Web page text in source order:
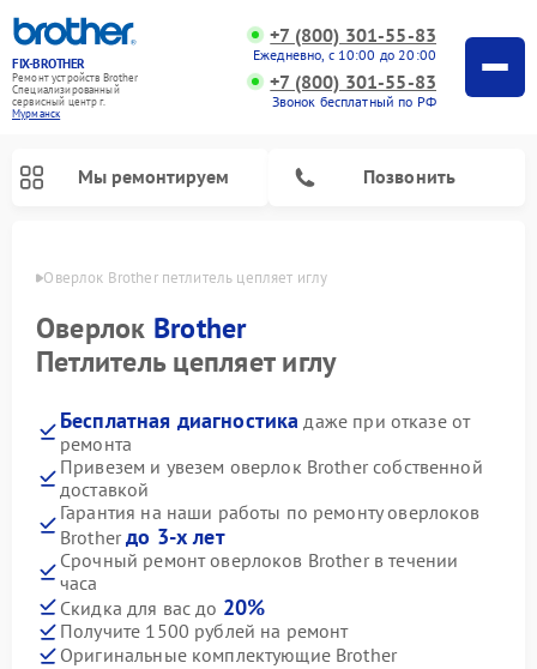
FIX-BROTHER
Ремонт устройств Brother
Специализированный
cервисный центр г.
Мурманск
+7 (800) 301-55-83
Ежедневно, с 10:00 до 20:00
+7 (800) 301-55-83
Звонок бесплатный по РФ
Мы ремонтируем Позвонить
Оверлок Brother петлитель цепляет иглу
Оверлок Brother
Петлитель цепляет иглу
Бесплатная диагностика даже при отказе от
ремонта
Привезем и увезем оверлок Brother собственной
доставкой
Гарантия на наши работы по ремонту оверлоков
Brotherдо 3-х лет
Срочный ремонт оверлоков Brother в течении
часа
Скидка для вас до 20%
Получите 1500 рублей на ремонт
Оригинальные комплектующие Brother